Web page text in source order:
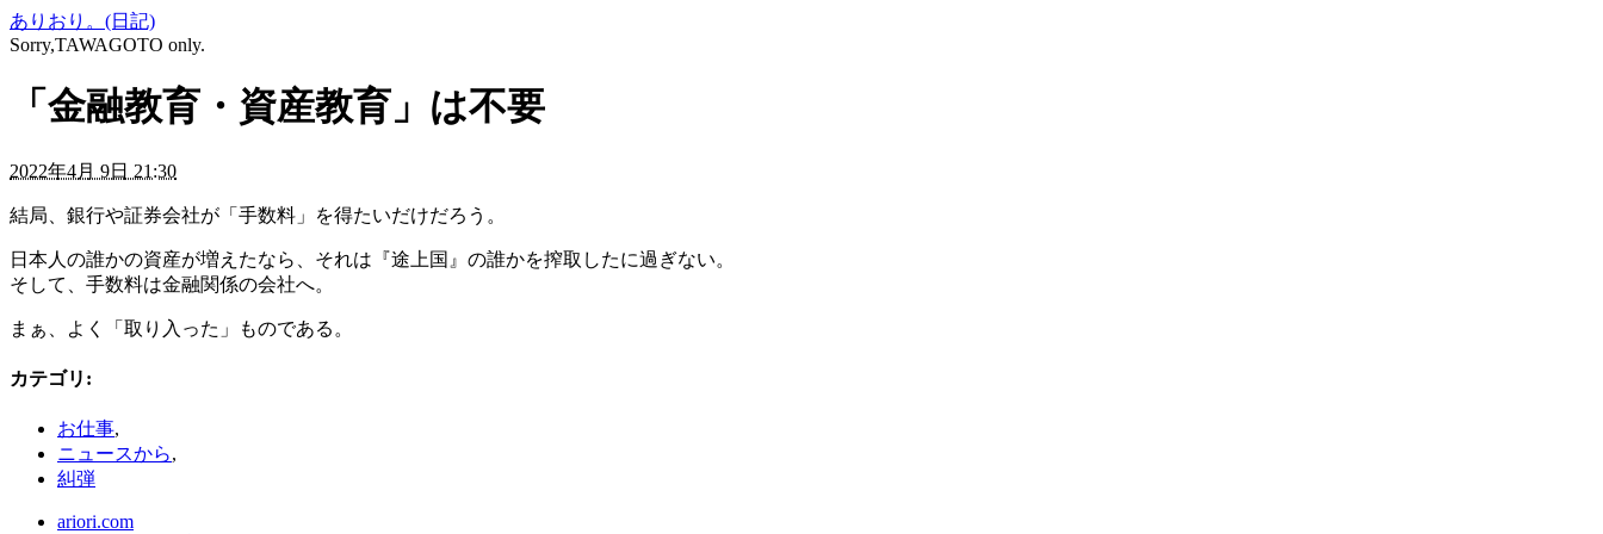
ありおり。(日記)
Sorry,TAWAGOTO only.
「金融教育・資産教育」は不要
2022年4月 9日 21:30
結局、銀行や証券会社が「手数料」を得たいだけだろう。
日本人の誰かの資産が増えたなら、それは『途上国』の誰かを搾取したに過ぎない。
そして、手数料は金融関係の会社へ。
まぁ、よく「取り入った」ものである。
カテゴリ :
お仕事,
ニュースから,
糾弾
ariori.com